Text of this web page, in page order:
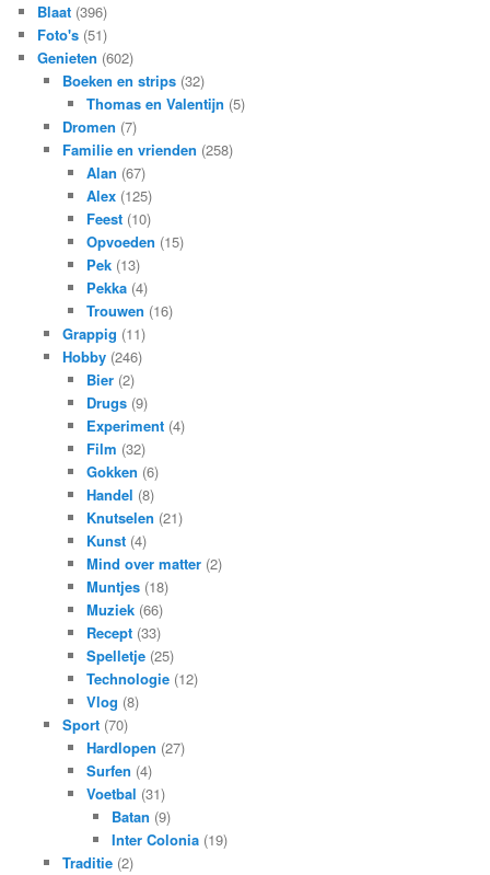
Blaat (396)
Foto's (51)
Genieten (602)
Boeken en strips(32)
Thomas en Valentijn (5)
Dromen (7)
Familie en vrienden (258)
Alan (67)
Alex (125)
Feest (10)
Opvoeden (15)
Pek (13)
Pekka (4)
Trouwen (16)
Grappig (11)
Hobby(246)
Bier (2)
Drugs (9)
Experiment (4)
Film (32)
Gokken (6)
Handel (8)
Knutselen (21)
Kunst (4)
Mind over matter (2)
Muntjes (18)
Muziek (66)
Recept (33)
Spelletje (25)
Technologie (12)
Vlog (8)
Sport(70)
Hardlopen (27)
Surfen (4)
Voetbal (31)
Batan (9)
Inter Colonia(19)
Traditie(2)